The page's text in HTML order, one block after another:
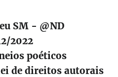
SM - @ND
2022
poéticos
de direitos autorais